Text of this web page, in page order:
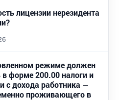
лицензии нерезидента
режиме должен
форме 200.00 налоги и
с дохода работника —
проживающего в